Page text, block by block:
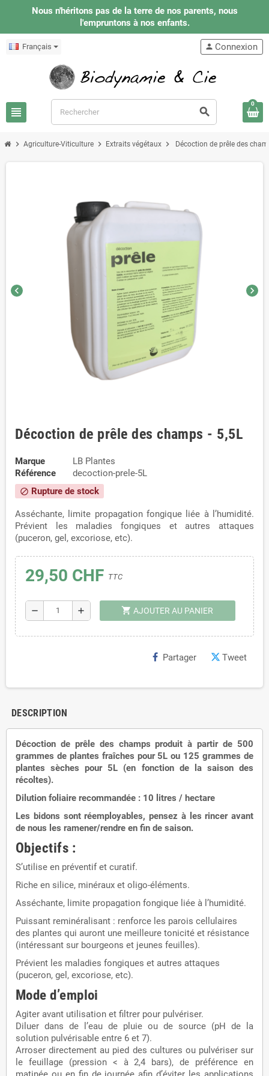
Nous n'héritons pas de la terre de nos parents, nous
l'empruntons à nos enfants.
Français
view_headline search
person Connexion
0
chevron_right Agriculture-Viticulture chevron_right Extraits végétaux chevron_right Décoction de prêle des
chevron_left chevron_right
Décoction de prêle des champs - 5,5L
Marque
LB Plantes
Référence
decoction-prele-5L
block Rupture de stock
Asséchante, limite propagation fongique liée à l’humidité.
Prévient les maladies fongiques et autres attaques
(puceron, gel, excoriose, etc).
29,50 CHF TTC
remove add shopping_cart AJOUTER AU PANIER
Partager Tweet
DESCRIPTION
Décoction de prêle des champs produit à partir de 500
grammes de plantes fraîches pour 5L ou 125 grammes de
plantes sèches pour 5L (en fonction de la saison des
récoltes).
Dilution foliaire recommandée : 10 litres / hectare
Les bidons sont réemployables, pensez à les rincer avant
de nous les ramener/rendre en fin de saison.
Objectifs :
S’utilise en préventif et curatif.
Riche en silice, minéraux et oligo-éléments.
Asséchante, limite propagation fongique liée à l’humidité.
Puissant reminéralisant : renforce les parois cellulaires
des plantes qui auront une meilleure tonicité et résistance
(intéressant sur bourgeons et jeunes feuilles).
Prévient les maladies fongiques et autres attaques
(puceron, gel, excoriose, etc).
Mode d’emploi
Agiter avant utilisation et filtrer pour pulvériser.
Diluer dans de l’eau de pluie ou de source (pH de la
solution pulvérisable entre 6 et 7).
Arroser directement au pied des cultures ou pulvériser sur
le feuillage (pression < à 2,4 bars), de préférence en